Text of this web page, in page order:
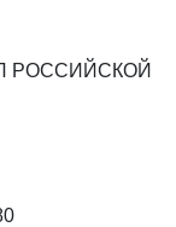
РОССИЙСКОЙ